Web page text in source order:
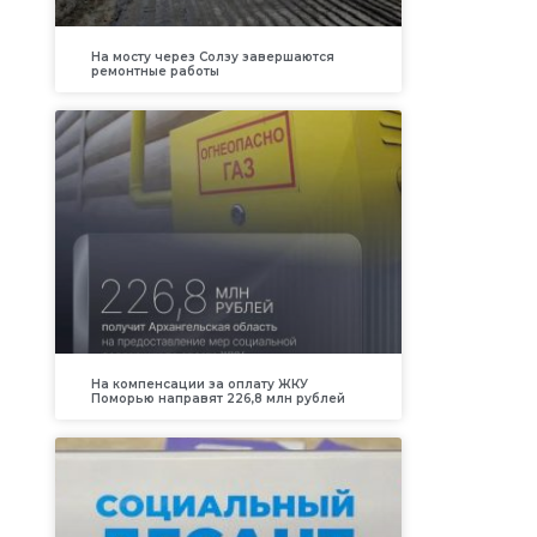
На мосту через Солзу завершаются
ремонтные работы
На компенсации за оплату ЖКУ
Поморью направят 226,8 млн рублей